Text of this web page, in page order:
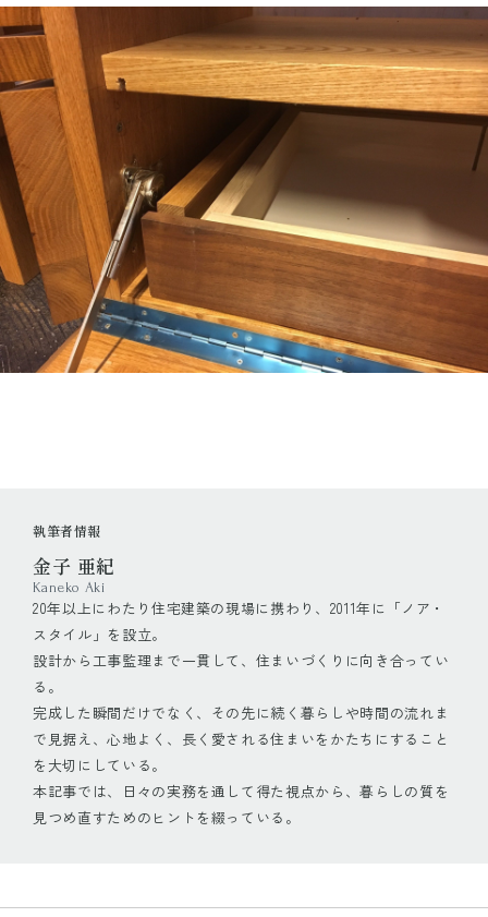
執筆者情報
金子 亜紀
Kaneko Aki
20年以上にわたり住宅建築の現場に携わり、2011年に「ノア・
スタイル」を設立。
設計から工事監理まで一貫して、住まいづくりに向き合ってい
る。
完成した瞬間だけでなく、その先に続く暮らしや時間の流れま
で見据え、心地よく、長く愛される住まいをかたちにすること
を大切にしている。
本記事では、日々の実務を通して得た視点から、暮らしの質を
見つめ直すためのヒントを綴っている。